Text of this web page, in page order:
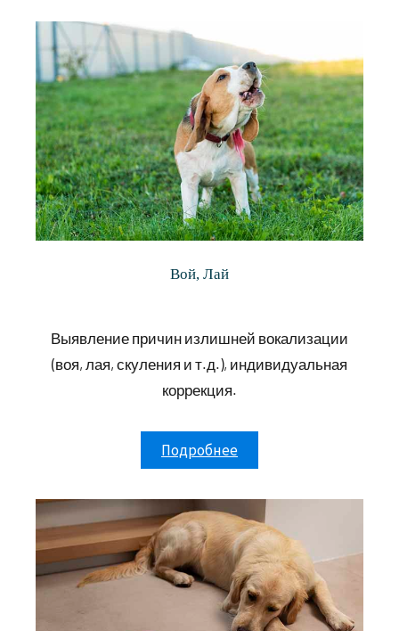
Вой, Лай
Выявление причин излишней вокализации
(воя, лая, скуления и т.д.), индивидуальная
коррекция.
Подробнее